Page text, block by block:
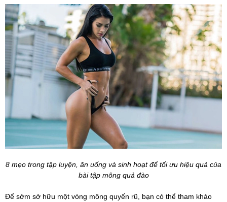
8 mẹo trong tập luyện, ăn uống và sinh hoạt để tối ưu hiệu quả của
bài tập mông quả đào
Để sớm sở hữu một vòng mông quyến rũ, bạn có thể tham khảo